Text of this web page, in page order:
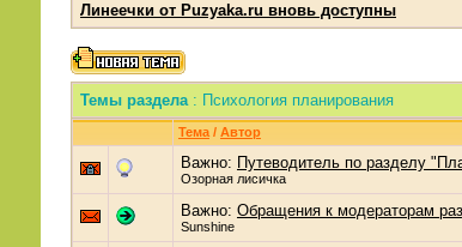
Линеечки от Puzyaka.ru вновь доступны
Темы раздела: Психология планирования
Тема/ Автор
Важно: Путеводитель по разделу
Озорная лисичка
Важно: Обращения к модераторам
Sunshine